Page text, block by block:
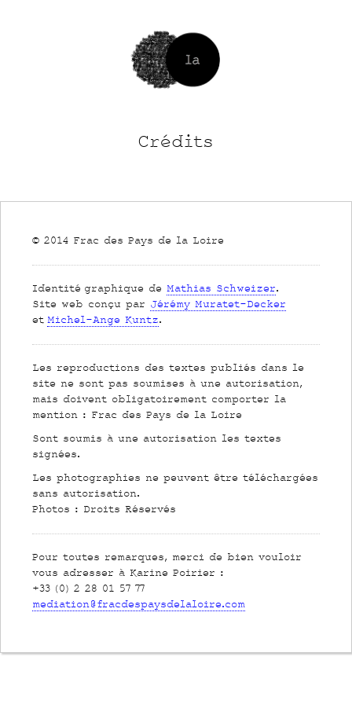
Crédits
© 2014 Frac des Pays de la Loire
Identité graphique de Mathias Schweizer.
Site web conçu par Jérémy Muratet-Decker
et Michel-Ange Kuntz.
Les reproductions des textes publiés dans le
site ne sont pas soumises à une autorisation,
mais doivent obligatoirement comporter la
mention : Frac des Pays de la Loire
Sont soumis à une autorisation les textes
signées.
Les photographies ne peuvent être téléchargées
sans autorisation.
Photos : Droits Réservés
Pour toutes remarques, merci de bien vouloir
vous adresser à Karine Poirier :
+33 (0) 2 28 01 57 77
mediation@fracdespaysdelaloire.com